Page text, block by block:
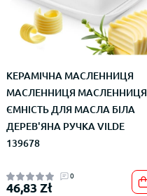
КЕРАМІЧНА МАСЛЕННИЦЯ
МАСЛЕННИЦЯ МАСЛЕННИЦЯ
ЄМНІСТЬ ДЛЯ МАСЛА БІЛА
ДЕРЕВ'ЯНА РУЧКА VILDE
139678
0
46,83 Zł